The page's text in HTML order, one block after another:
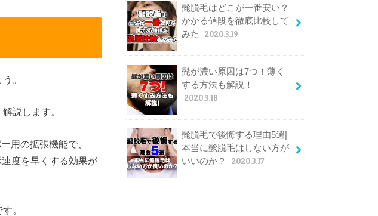
。
説します。
用の拡張機能で、
度を早くする効果が
。
髭脱毛はどこが一番安い？
かかる値段を徹底比較して
みた
2020.3.19
髭が濃い原因は7つ！薄く
する方法も解説！
2020.3.18
髭脱毛で後悔する理由5選|
本当に髭脱毛はしない方が
いいのか？
2020.3.17